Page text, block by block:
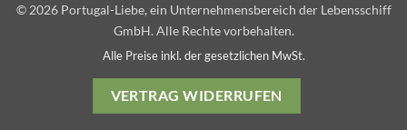
© 2026 Portugal-Liebe, ein Unternehmensbereich der Lebensschiff
GmbH. Alle Rechte vorbehalten.
Alle Preise inkl. der gesetzlichen MwSt.
VERTRAG WIDERRUFEN